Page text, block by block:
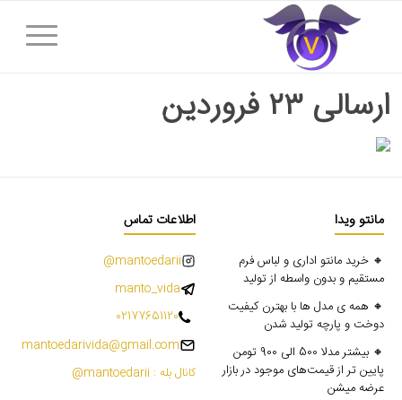
ارسالی ۲۳ فروردین
مانتو ویدا
🔸 خرید مانتو اداری و لباس فرم
مستقیم و بدون واسطه از تولید
🔸 همه ی مدل ها با بهترن کیفیت
دوخت و پارچه تولید شدن
🔸 بیشتر مدلا 500 الی 900 تومن
پایین تر از قیمت‌های موجود در بازار
عرضه میشن
اطلاعات تماس
mantoedarii@
manto_vida
02177651120
mantoedarivida@gmail.com
کانال بله : mantoedarii@